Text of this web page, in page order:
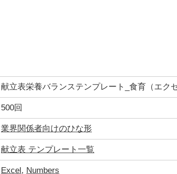
献立表栄養バランステンプレート_食育（エク
500回
業界関係者向けのひな形
献立表 テンプレート一覧
Excel, Numbers